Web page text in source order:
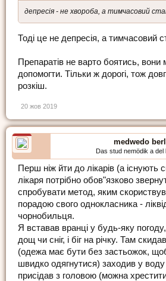
депресія - не хвороба, а тимчасовий
Тоді це не депресія, а тимчасовий
Препаратів не варто боятись,
допомогти. Тільки ж дорогі, тож
розкіш.
20 жов 2019
medwedo
Das stud nemödik a del
Перш ніж йти до лікарів (а існують
лікаря потрібно обов"язково
спробувати метод, яким
порадою свого однокласника -
чорнобильця.
Я вставав вранці у будь-яку
дощ чи сніг, і біг на річку. Там
(одежа має бути без застьожок,
швидко одягнутися) заходив у воду
присідав з головою (можна